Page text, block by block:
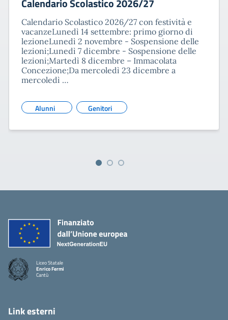
Calendario Scolastico 2026/27
Calendario Scolastico 2026/27 con festività e
vacanzeLunedì 14 settembre: primo giorno di
lezioneLunedì 2 novembre - Sospensione delle
lezioni;Lunedì 7 dicembre - Sospensione delle
lezioni;Martedì 8 dicembre – Immacolata
Concezione;Da mercoledì 23 dicembre a
mercoledì …
Alunni Genitori
Liceo Statale
Enrico Fermi
Cantù
Link esterni